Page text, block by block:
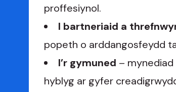
proffesiynol.
I bartneriaid a
popeth o arddangosfeydd
I’r gymuned – mynediad
hyblyg ar gyfer